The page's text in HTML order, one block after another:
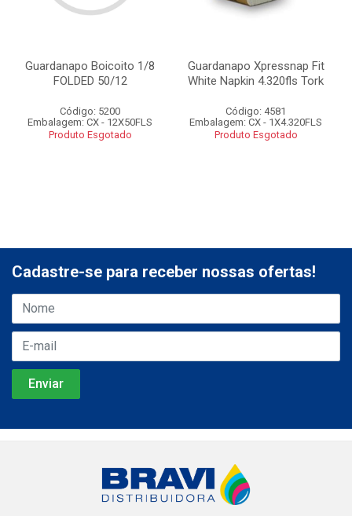
Guardanapo Boicoito 1/8
FOLDED 50/12
Código: 5200
Embalagem: CX - 12X50FLS
Produto Esgotado
Guardanapo Xpressnap Fit
White Napkin 4.320fls Tork
Código: 4581
Embalagem: CX - 1X4.320FLS
Produto Esgotado
Cadastre-se para receber nossas ofertas!